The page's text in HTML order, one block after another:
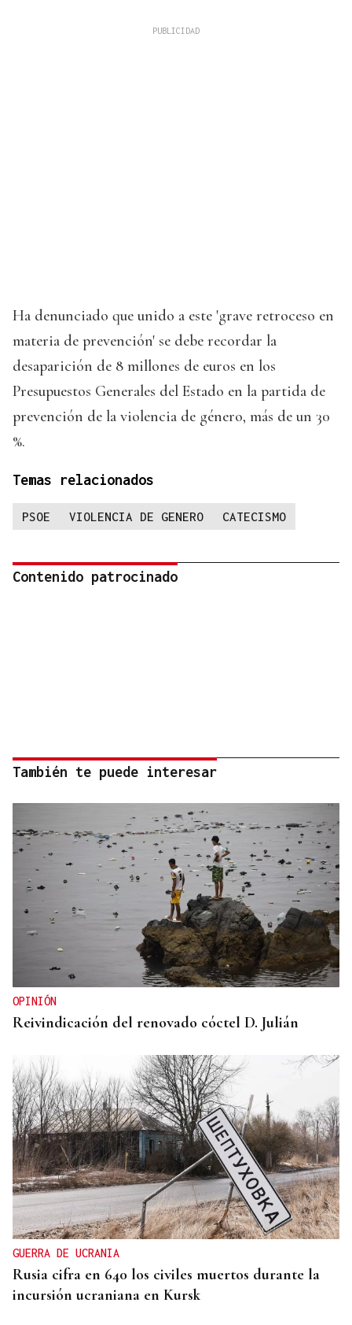
Ha denunciado que unido a este 'grave retroceso en
materia de prevención' se debe recordar la
desaparición de 8 millones de euros en los
Presupuestos Generales del Estado en la partida de
prevención de la violencia de género, más de un 30
%.
Temas relacionados
PSOE VIOLENCIA DE GENERO CATECISMO
Contenido patrocinado
También te puede interesar
OPINIÓN
Reivindicación del renovado cóctel D. Julián
GUERRA DE UCRANIA
Rusia cifra en 640 los civiles muertos durante la
incursión ucraniana en Kursk